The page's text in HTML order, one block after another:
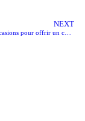
NEXT
Les meilleures occasions pour offrir un chèque cadeau